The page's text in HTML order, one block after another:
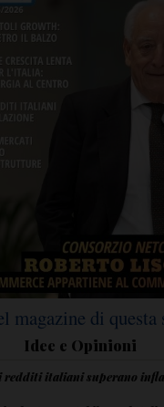
magazine di questa
Idee e Opinioni
redditi italiani superano